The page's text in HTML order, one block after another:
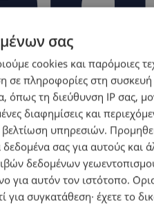
σας
cookies και παρόμοιες
σε πληροφορίες στη συσκευή
όπως τη διεύθυνση IP σας,
διαφημίσεις και
βελτίωση υπηρεσιών.
δεδομένα σας για αυτούς και
δεδομένων
για αυτόν τον ιστότοπο.
συγκατάθεση· έχετε το